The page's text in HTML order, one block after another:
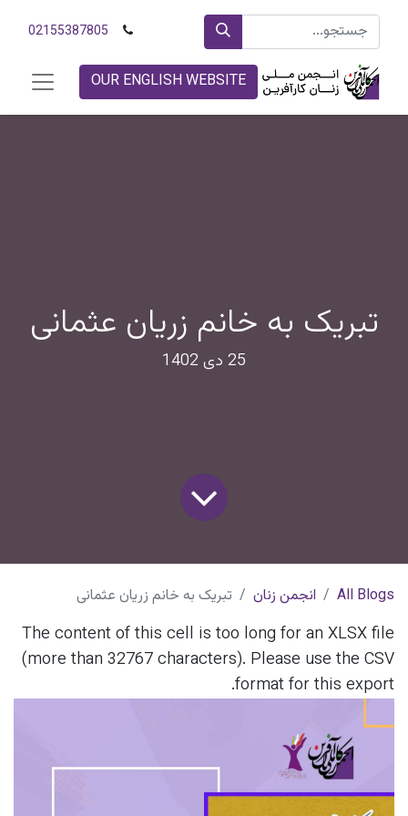
02155387805
OUR ENGLISH WEBSITE
تبریک به خانم زریان عثمانی
25 دی 1402
All Blogs انجمن زنان تبریک به خانم زریان عثمانی
The content of this cell is too long for an XLSX file
(more than 32767 characters). Please use the CSV
format for this export.